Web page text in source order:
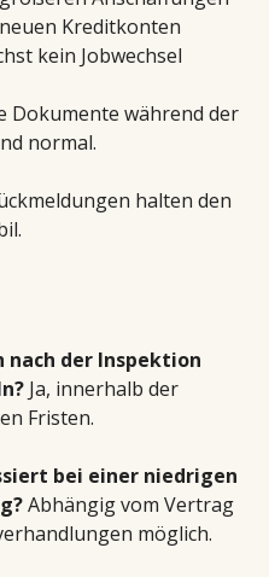
Kreditkonten
kein Jobwechsel
Dokumente während der
normal.
halten den
nach der Inspektion
Ja, innerhalb der
Fristen.
bei einer niedrigen
Abhängig vom Vertrag
möglich.